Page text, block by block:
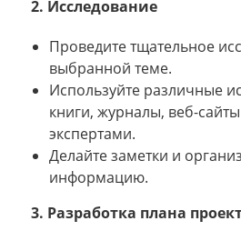
2. Исследование
Проведите тщательное
выбранной теме.
Используйте различные
книги, журналы, веб-
экспертами.
Делайте заметки и
информацию.
3. Разработка плана